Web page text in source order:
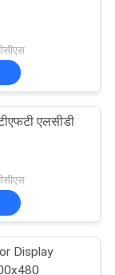
एलसीडी
Display